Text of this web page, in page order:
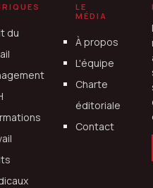
du
LE
MÉDIA
À propos
L'équipe
Charte
éditoriale
Contact